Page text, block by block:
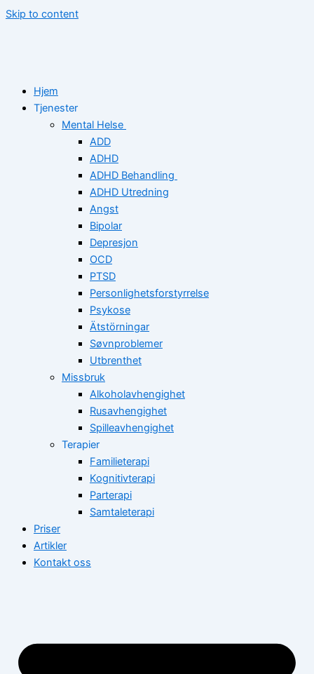
Skip to content
Hjem
Tjenester
Mental Helse
ADD
ADHD
ADHD Behandling
ADHD Utredning
Angst
Bipolar
Depresjon
OCD
PTSD
Personlighetsforstyrrelse
Psykose
Ätstörningar
Søvnproblemer
Utbrenthet
Missbruk
Alkoholavhengighet
Rusavhengighet
Spilleavhengighet
Terapier
Familieterapi
Kognitivterapi
Parterapi
Samtaleterapi
Priser
Artikler
Kontakt oss